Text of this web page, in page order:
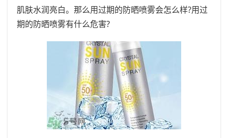
肌肤水润亮白。那么用过期的防晒喷雾会怎么样?用过
期的防晒喷雾有什么危害?